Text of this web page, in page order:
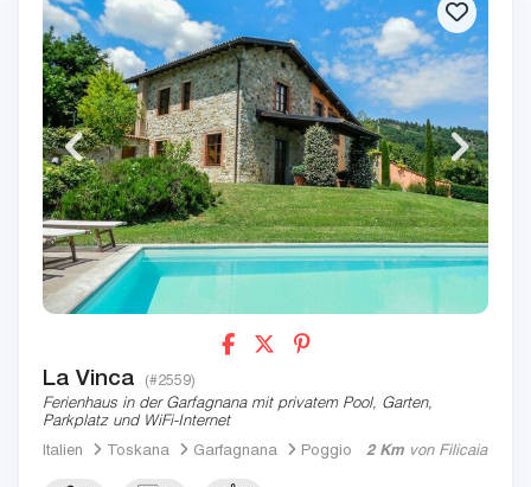
La Vinca (#2559)
Ferienhaus in der Garfagnana mit privatem Pool, Garten,
Parkplatz und WiFi-Internet
Italien
Toskana Garfagnana Poggio 2 Km von Filicaia